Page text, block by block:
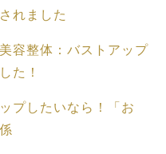
れました
容整体：バストアップ
た！
プしたいなら！「お